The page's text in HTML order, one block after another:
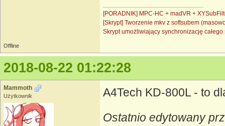
[PORADNIK] MPC-HC + madVR +
[Skrypt] Tworzenie mkv z softsubem
Skrypt umożliwiający synchronizację
Offline
2018-08-22 01:22:28
Mammoth
Użytkownik
A4Tech KD-800L - to
Ostatnio edytowany